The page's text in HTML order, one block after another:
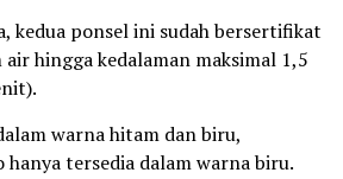
kedua ponsel ini sudah bersertifikat
hingga kedalaman maksimal 1,5
warna hitam dan biru,
hanya tersedia dalam warna biru.